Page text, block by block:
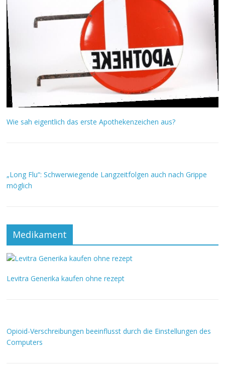
Wie sah eigentlich das erste Apothekenzeichen aus?
„Long Flu“: Schwerwiegende Langzeitfolgen auch nach Grippe
möglich
Medikament
Levitra Generika kaufen ohne rezept
Opioid-Verschreibungen beeinflusst durch die Einstellungen des
Computers